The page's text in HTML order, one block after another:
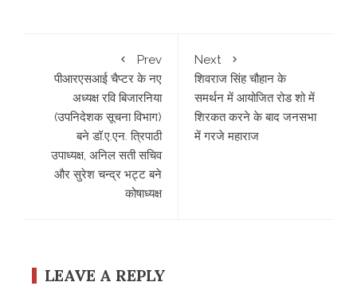
Prev
पीआरएसआई चैप्टर के नए
अध्यक्ष रवि बिजारनिया
(उपनिदेशक सूचना विभाग)
बने डॉ.ए.एन. त्रिपाठी
उपाध्यक्ष, अनिल सती सचिव
और सुरेश चन्द्र भट्ट बने
कोषाध्यक्ष
Next
शिवराज सिंह चौहान के
समर्थन में आयोजित रोड शो में
शिरकत करने के बाद जनसभा
में गरजे महाराज
LEAVE A REPLY